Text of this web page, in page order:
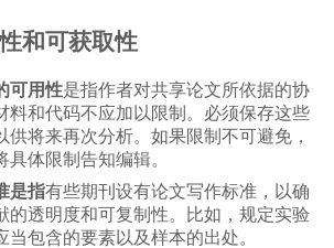
和可获取性
可用性是指作者对共享论文所依据的协
料和代码不应加以限制。必须保存这些
供将来再次分析。如果限制不可避免，
具体限制告知编辑。
是指有些期刊设有论文写作标准，以确
的透明度和可复制性。比如，规定实验
当包含的要素以及样本的出处。